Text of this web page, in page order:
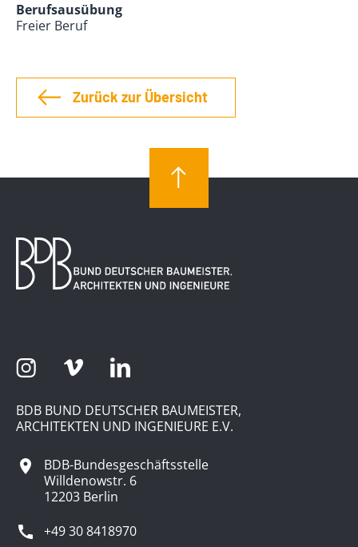
Berufsausübung
Freier Beruf
Zurück zur Übersicht
BDB BUND DEUTSCHER BAUMEISTER,
ARCHITEKTEN UND INGENIEURE E.V.
BDB-Bundesgeschäftsstelle
Willdenowstr. 6
12203 Berlin
+49 30 8418970